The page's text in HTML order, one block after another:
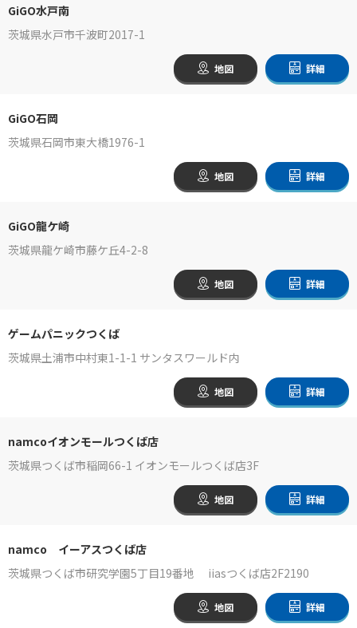
GiGO水戸南
茨城県水戸市千波町2017-1
地図 詳細
GiGO石岡
茨城県石岡市東大橋1976-1
地図 詳細
GiGO龍ケ崎
茨城県龍ケ崎市藤ケ丘4-2-8
地図 詳細
ゲームパニックつくば
茨城県土浦市中村東1-1-1 サンタスワールド内
地図 詳細
namcoイオンモールつくば店
茨城県つくば市稲岡66-1 イオンモールつくば店3F
地図 詳細
namco イーアスつくば店
茨城県つくば市研究学園5丁目19番地 iiasつくば店2F2190
地図 詳細